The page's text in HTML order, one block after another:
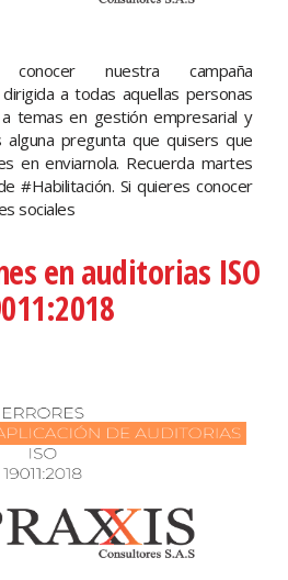
nuestra campaña
a todas aquellas personas
temas en gestión empresarial y
alguna pregunta que quisers que
en enviarnola. Recuerda martes
#Habilitación. Si quieres conocer
sociales
en auditorias ISO